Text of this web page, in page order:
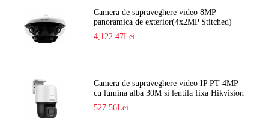
Camera de supraveghere video 8MP
panoramica de exterior(4x2MP Stitched)
Navaio NGC-7482PR
4,122.47Lei
Camera de supraveghere video IP PT 4MP
cu lumina alba 30M si lentila fixa Hikvision
DS-2DE2C400SCG-E F1
527.56Lei